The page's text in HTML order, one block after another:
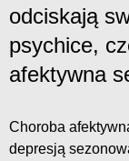
odciskają
psychice,
afektywna
Choroba
depresją